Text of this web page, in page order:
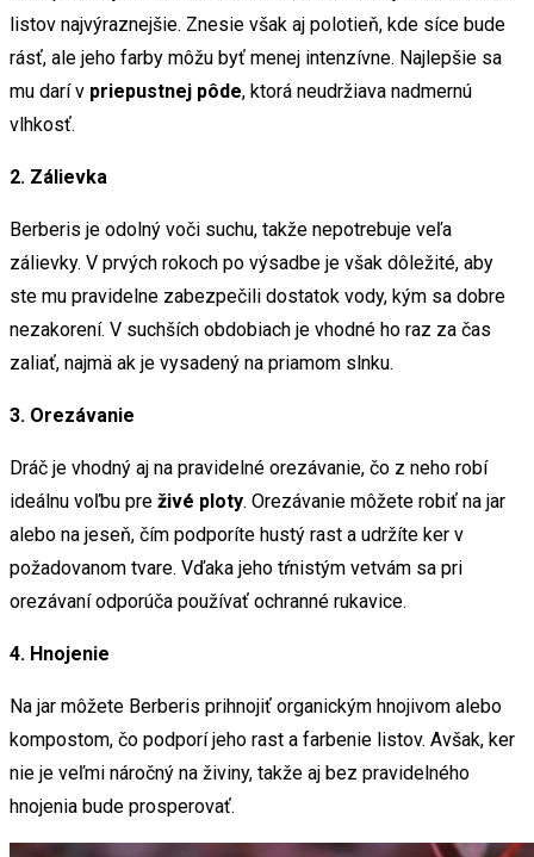
listov najvýraznejšie. Znesie však aj polotieň, kde síce bude
rásť, ale jeho farby môžu byť menej intenzívne. Najlepšie sa
mu darí v priepustnej pôde, ktorá neudržiava nadmernú
vlhkosť.
2. Zálievka
Berberis je odolný voči suchu, takže nepotrebuje veľa
zálievky. V prvých rokoch po výsadbe je však dôležité, aby
ste mu pravidelne zabezpečili dostatok vody, kým sa dobre
nezakorení. V suchších obdobiach je vhodné ho raz za čas
zaliať, najmä ak je vysadený na priamom slnku.
3. Orezávanie
Dráč je vhodný aj na pravidelné orezávanie, čo z neho robí
ideálnu voľbu pre živé ploty. Orezávanie môžete robiť na jar
alebo na jeseň, čím podporíte hustý rast a udržíte ker v
požadovanom tvare. Vďaka jeho tŕnistým vetvám sa pri
orezávaní odporúča používať ochranné rukavice.
4. Hnojenie
Na jar môžete Berberis prihnojiť organickým hnojivom alebo
kompostom, čo podporí jeho rast a farbenie listov. Avšak, ker
nie je veľmi náročný na živiny, takže aj bez pravidelného
hnojenia bude prosperovať.